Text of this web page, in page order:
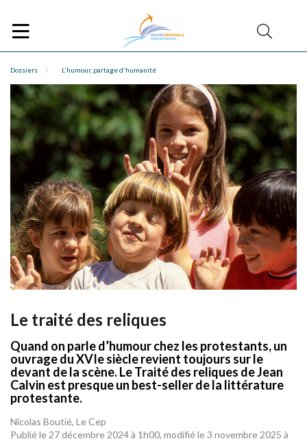
Dossiers L'humour, partage d'humanité
Le traité des reliques
Quand on parle d’humour chez les protestants, un
ouvrage du XVIe siècle revient toujours sur le
devant de la scène. Le Traité des reliques de Jean
Calvin est presque un best-seller de la littérature
protestante.
Nicolas Boutié, Le Cep
Publié le 27 décembre 2024 à 1h00, modifié le 3 novembre 2025 à